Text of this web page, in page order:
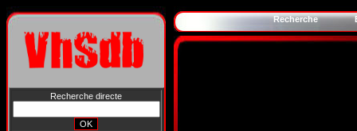
Recherche directe
Recherche